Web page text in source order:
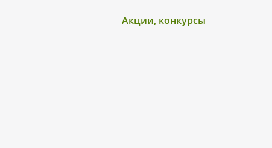
Акции, конкурсы